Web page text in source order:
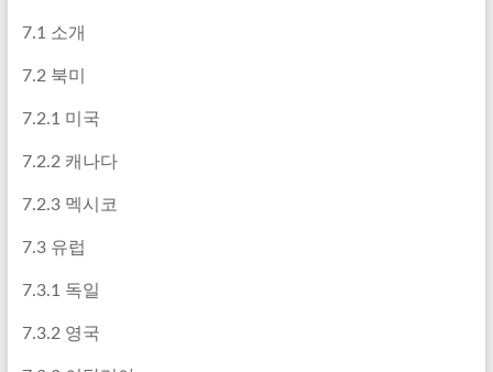
7.1 소개
7.2 북미
7.2.1 미국
7.2.2 캐나다
7.2.3 멕시코
7.3 유럽
7.3.1 독일
7.3.2 영국